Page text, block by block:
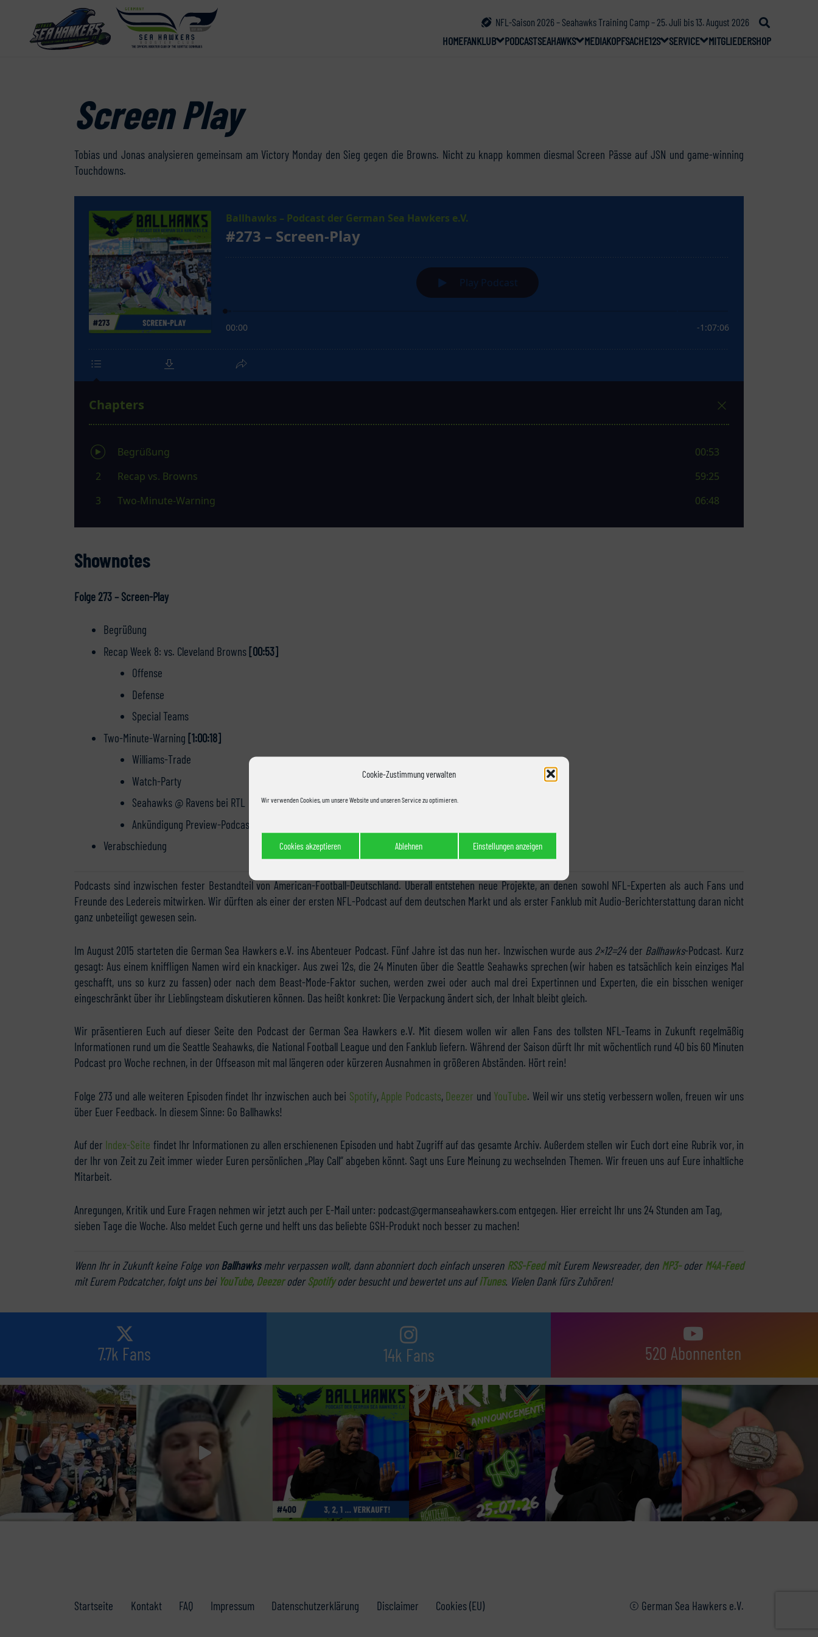
Cookie-Zustimmung verwalten
Wir verwenden Cookies, um unsere Website und unseren Service zu optimieren.
Cookies akzeptieren Ablehnen Einstellungen anzeigen
NFL-Saison 2026 – Seahawks Training Camp – 25. Juli bis 13. August 2026
HOMEFANKLUB PODCASTSEAHAWKS MEDIAKOPFSACHE12S SERVICE MITGLIEDERSHOP
Screen Play
Tobias und Jonas analysieren gemeinsam am Victory Monday den Sieg gegen die Browns. Nicht zu knapp kommen diesmal Screen Pässe auf JSN und game-winning
Touchdowns.
Shownotes
Folge 273 – Screen-Play
Begrüßung
Recap Week 8: vs. Cleveland Browns[00:53]
Offense
Defense
Special Teams
Two-Minute-Warning [1:00:18]
Williams-Trade
Watch-Party
Seahawks @ Ravens bei RTL
Ankündigung Preview-Podcast mit Oli Friedl
Verabschiedung
Podcasts sind inzwischen fester Bestandteil von American-Football-Deutschland. Überall entstehen neue Projekte, an denen sowohl NFL-Experten als auch Fans und
Freunde des Ledereis mitwirken. Wir dürften als einer der ersten NFL-Podcast auf dem deutschen Markt und als erster Fanklub mit Audio-Berichterstattung daran nicht
ganz unbeteiligt gewesen sein.
Im August 2015 starteten die German Sea Hawkers e.V. ins Abenteuer Podcast. Fünf Jahre ist das nun her. Inzwischen wurde aus 2×12=24der Ballhawks-Podcast. Kurz
gesagt: Aus einem kniffligen Namen wird ein knackiger. Aus zwei 12s, die 24 Minuten über die Seattle Seahawks sprechen (wir haben es tatsächlich kein einziges Mal
geschafft, uns so kurz zu fassen) oder nach dem Beast-Mode-Faktor suchen, werden zwei oder auch mal drei Expertinnen und Experten, die ein bisschen weniger
eingeschränkt über ihr Lieblingsteam diskutieren können. Das heißt konkret: Die Verpackung ändert sich, der Inhalt bleibt gleich.
Wir präsentieren Euch auf dieser Seite den Podcast der German Sea Hawkers e.V. Mit diesem wollen wir allen Fans des tollsten NFL-Teams in Zukunft regelmäßig
Informationen rund um die Seattle Seahawks, die National Football League und den Fanklub liefern. Während der Saison dürft Ihr mit wöchentlich rund 40 bis 60 Minuten
Podcast pro Woche rechnen, in der Offseason mit mal längeren oder kürzeren Ausnahmen in größeren Abständen. Hört rein!
Folge 273 und alle weiteren Episoden findet Ihr inzwischen auch bei Spotify, Apple Podcasts, Deezer und YouTube. Weil wir uns stetig verbessern wollen, freuen wir uns
über Euer Feedback. In diesem Sinne: Go Ballhawks!
Auf der Index-Seite findet Ihr Informationen zu allen erschienenen Episoden und habt Zugriff auf das gesamte Archiv. Außerdem stellen wir Euch dort eine Rubrik vor, in
der Ihr von Zeit zu Zeit immer wieder Euren persönlichen „Play Call“ abgeben könnt. Sagt uns Eure Meinung zu wechselnden Themen. Wir freuen uns auf Eure inhaltliche
Mitarbeit.
Anregungen, Kritik und Eure Fragen nehmen wir jetzt auch per E-Mail unter: podcast@germanseahawkers.com entgegen. Hier erreicht Ihr uns 24 Stunden am Tag,
sieben Tage die Woche. Also meldet Euch gerne und helft uns das beliebte GSH-Produkt noch besser zu machen!
Wenn Ihr in Zukunft keine Folge von Ballhawksmehr verpassen wollt, dann abonniert doch einfach unseren RSS-Feedmit Eurem Newsreader, den MP3-oder M4A-Feed
mit Eurem Podcatcher, folgt uns bei YouTube, DeezeroderSpotifyoder besucht und bewertet uns aufiTunes. Vielen Dank fürs Zuhören!
7.7k Fans 14k Fans 520 Abonnenten
Startseite Kontakt FAQ Impressum Datenschutzerklärung Disclaimer Cookies (EU) © German Sea Hawkers e.V.